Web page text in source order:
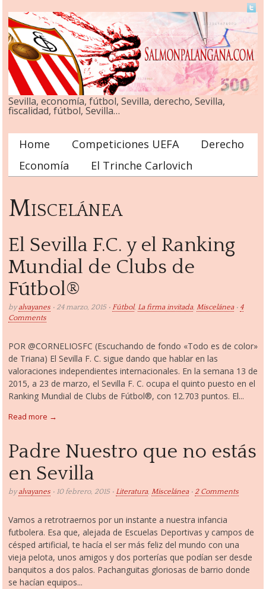
Sevilla, economía, fútbol, Sevilla, derecho, Sevilla,
fiscalidad, fútbol, Sevilla…
Main menu
Home Competiciones UEFA
Derecho
Economía
El Trinche Carlovich
Miscelánea
El Sevilla F.C. y el Ranking
Mundial de Clubs de
Fútbol®
byalvayanes • 24 marzo, 2015 • Fútbol, La firma invitada, Miscelánea• 4
Comments
POR @CORNELIOSFC (Escuchando de fondo «Todo es de color»
de Triana) El Sevilla F. C. sigue dando que hablar en las
valoraciones independientes internacionales. En la semana 13 de
2015, a 23 de marzo, el Sevilla F. C. ocupa el quinto puesto en el
Ranking Mundial de Clubs de Fútbol®, con 12.703 puntos. El...
Read more →
Padre Nuestro que no estás
en Sevilla
byalvayanes • 10 febrero, 2015 • Literatura, Miscelánea• 2 Comments
Vamos a retrotraernos por un instante a nuestra infancia
futbolera. Esa que, alejada de Escuelas Deportivas y campos de
césped artificial, te hacía el ser más feliz del mundo con una
vieja pelota, unos amigos y dos porterías que podían ser desde
banquitos a dos palos. Pachanguitas gloriosas de barrio donde
se hacían equipos...